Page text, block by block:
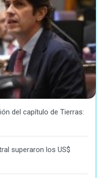
del capítulo de Tierras:
superaron los US$